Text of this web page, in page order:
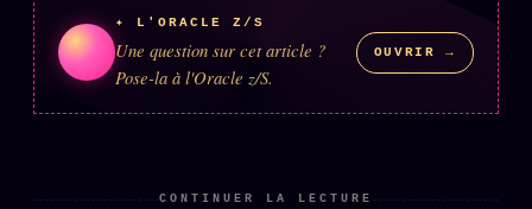
✦ L'ORACLE Z/S
Une question sur cet article ?
Pose-la à l'Oracle z/S.
OUVRIR →
CONTINUER LA LECTURE